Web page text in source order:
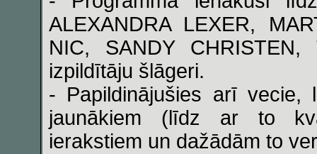
ALEXANDRA LEXER,
NIC, SANDY
izpildītāju šlāgeri.
- Papildinājušies arī vecie,
jaunākiem (līdz ar to
ierakstiem un dažādām to